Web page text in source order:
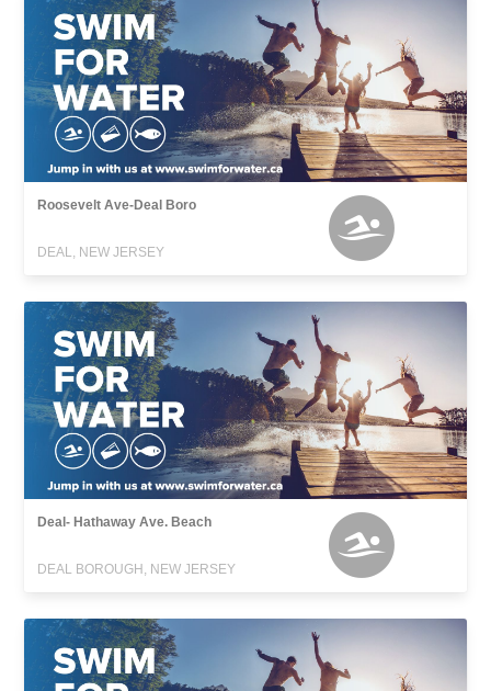
Roosevelt Ave-Deal Boro
DEAL, NEW JERSEY
Deal- Hathaway Ave. Beach
DEAL BOROUGH, NEW JERSEY